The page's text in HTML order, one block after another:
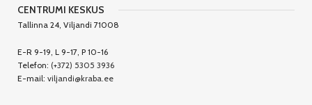
CENTRUMI KESKUS
Tallinna 24, Viljandi 71008
E-R 9-19, L 9-17, P 10-16
Telefon: (+372) 5305 3936
E-mail: viljandi@kraba.ee